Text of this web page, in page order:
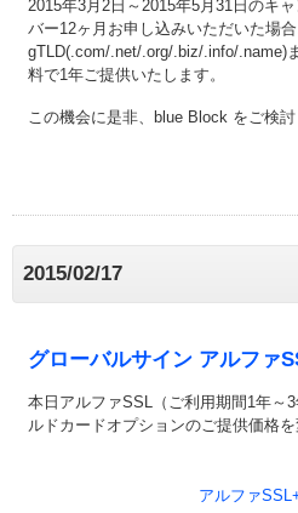
2015年3月2日～2015年5月31日のキ
バー12ヶ月お申し込みいただいた場合
gTLD(.com/.net/.org/.biz/.info/.name)
料で1年ご提供いたします。
この機会に是非、blue Block をご検討
2015/02/17
グローバルサイン アルファ
本日アルファSSL（ご利用期間1年～
ルドカードオプションのご提供価格
アルファ